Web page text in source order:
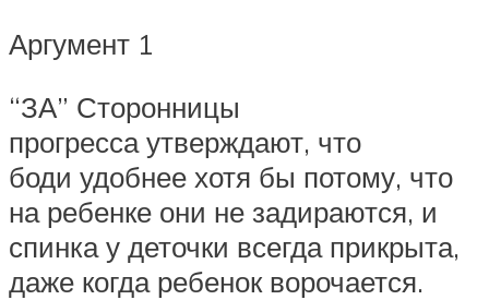
Аргумент 1
“ЗА” Сторонницы
прогресса утверждают, что
боди удобнее хотя бы потому, что
на ребенке они не задираются, и
спинка у деточки всегда прикрыта,
даже когда ребенок ворочается.